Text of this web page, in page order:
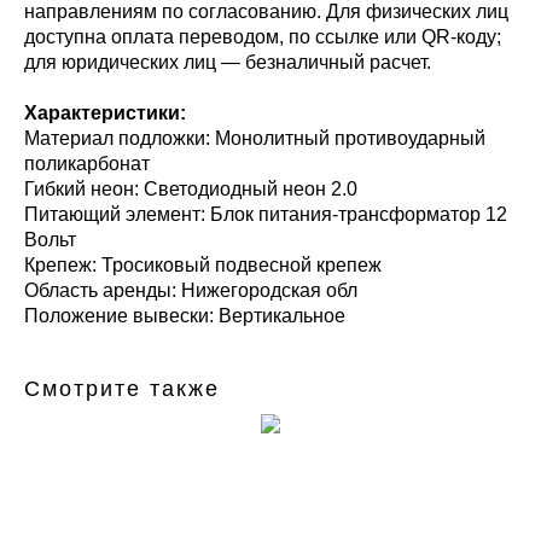
направлениям по согласованию. Для физических лиц
доступна оплата переводом, по ссылке или QR-коду;
для юридических лиц — безналичный расчет.
Характеристики:
Материал подложки: Монолитный противоударный
поликарбонат
Гибкий неон: Светодиодный неон 2.0
Питающий элемент: Блок питания-трансформатор 12
Вольт
Крепеж: Тросиковый подвесной крепеж
Область аренды: Нижегородская обл
Положение вывески: Вертикальное
Смотрите также